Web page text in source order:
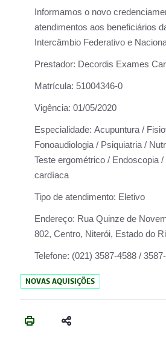
Informamos o novo
atendimentos aos beneficiários
Intercâmbio Federativo e
Prestador: Decordis Exames
Matrícula: 51004346-0
Vigência: 01/05/2020
Especialidade: Acupuntura /
Fonoaudiologia / Psiquiatria /
Teste ergométrico / Endoscopia
cardíaca
Tipo de atendimento: Eletivo
Endereço: Rua Quinze de
802, Centro, Niterói, Estado do
Telefone: (021) 3587-4588 /
NOVAS AQUISIÇÕES